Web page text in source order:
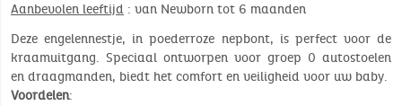
Aanbevolen leeftijd : van Newborn tot 6 maanden
Deze engelennestje, in poederroze nepbont, is perfect voor de
kraamuitgang. Speciaal ontworpen voor groep 0 autostoelen
en draagmanden, biedt het comfort en veiligheid voor uw baby.
Voordelen: